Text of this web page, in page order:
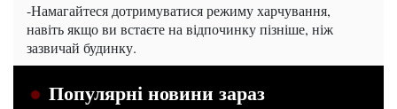
-Намагайтеся дотримуватися режиму харчування,
навіть якщо ви встаєте на відпочинку пізніше, ніж
зазвичай будинку.
Популярні новини зараз